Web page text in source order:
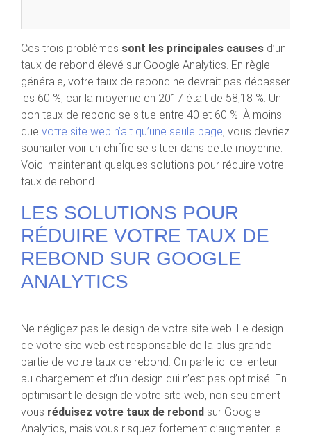
Ces trois problèmes sont les principales causes d’un
taux de rebond élevé sur Google Analytics. En règle
générale, votre taux de rebond ne devrait pas dépasser
les 60 %, car la moyenne en 2017 était de 58,18 %. Un
bon taux de rebond se situe entre 40 et 60 %. À moins
que votre site web n’ait qu’une seule page, vous devriez
souhaiter voir un chiffre se situer dans cette moyenne.
Voici maintenant quelques solutions pour réduire votre
taux de rebond.
LES SOLUTIONS POUR
RÉDUIRE VOTRE TAUX DE
REBOND SUR GOOGLE
ANALYTICS
Ne négligez pas le design de votre site web! Le design
de votre site web est responsable de la plus grande
partie de votre taux de rebond. On parle ici de lenteur
au chargement et d’un design qui n’est pas optimisé. En
optimisant le design de votre site web, non seulement
vous réduisez votre taux de rebond sur Google
Analytics, mais vous risquez fortement d’augmenter le